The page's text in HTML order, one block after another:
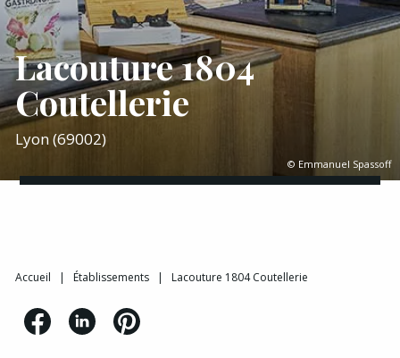
© Emmanuel Spassoff
Lacouture 1804
Coutellerie
Lyon (69002)
Accueil | Établissements | Lacouture 1804 Coutellerie